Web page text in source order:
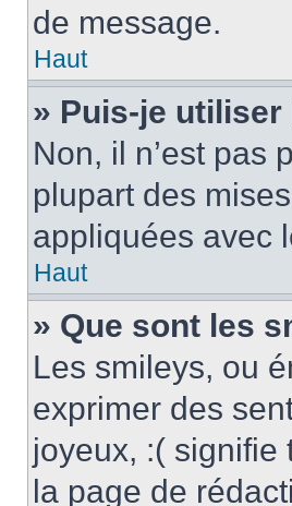
de message.
Haut
» Puis-je utiliser
Non, il n’est pas
plupart des
appliquées avec
Haut
» Que sont les
Les smileys, ou
exprimer des
joyeux, :( signifie
la page de